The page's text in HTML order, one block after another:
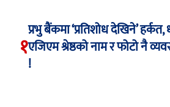
१
प्रभु बैंकमा ‘प्रतिशोध देखिने’
एजिएम श्रेष्ठको नाम र फोटो नै
!